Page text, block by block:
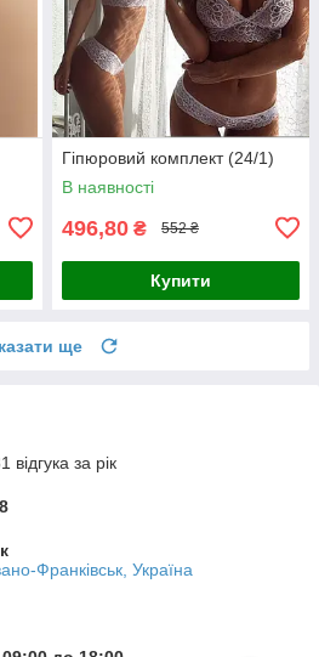
Гіпюровий комплект (24/1)
В наявності
496,80 ₴ 552 ₴
Купити
ще
за рік
Франківськ, Україна